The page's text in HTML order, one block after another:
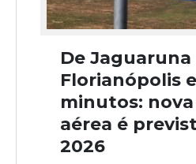
De Jaguaruna
Florianópolis
minutos:
aérea é
2026